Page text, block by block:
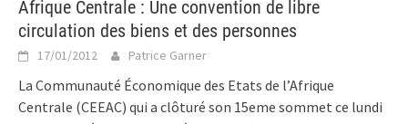
Afrique Centrale : Une convention de libre
circulation des biens et des personnes
17/01/2012 Patrice Garner
La Communauté Économique des Etats de l’Afrique
Centrale (CEEAC) qui a clôturé son 15eme sommet ce lundi